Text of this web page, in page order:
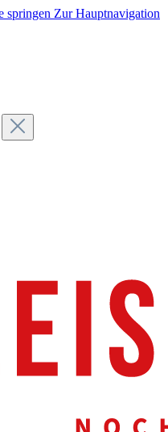
springen Zur Hauptnavigation